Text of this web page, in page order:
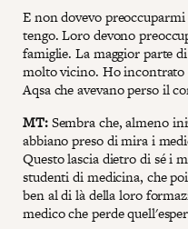
E non dovevo
tengo. Loro devono
famiglie. La maggior parte
molto vicino. Ho incontrato
Aqsa che avevano perso il
MT:Sembra che, almeno
abbiano preso di mira i
Questo lascia dietro di sé i
studenti di medicina, che
ben al di là della loro
medico che perde